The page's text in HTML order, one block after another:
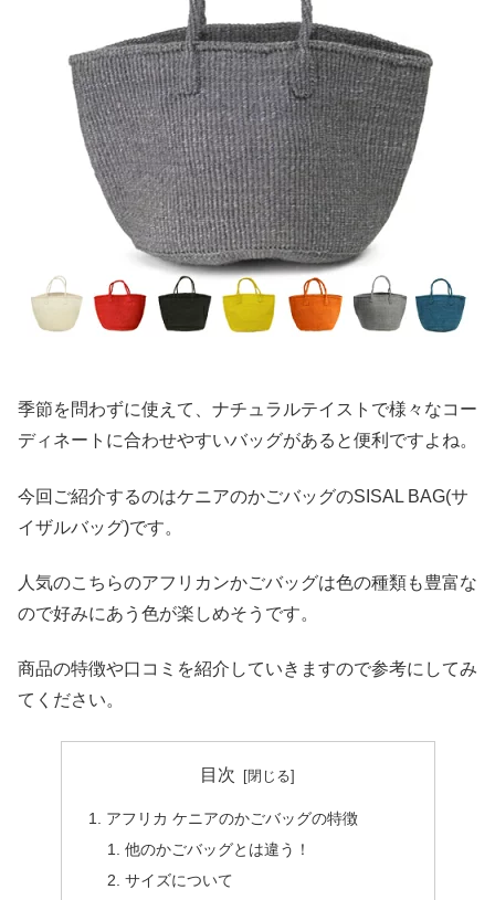
季節を問わずに使えて、ナチュラルテイストで様々なコー
ディネートに合わせやすいバッグがあると便利ですよね。
今回ご紹介するのはケニアのかごバッグのSISAL BAG(サ
イザルバッグ)です。
人気のこちらのアフリカンかごバッグは色の種類も豊富な
ので好みにあう色が楽しめそうです。
商品の特徴や口コミを紹介していきますので参考にしてみ
てください。
目次
アフリカ ケニアのかごバッグの特徴
他のかごバッグとは違う！
サイズについて